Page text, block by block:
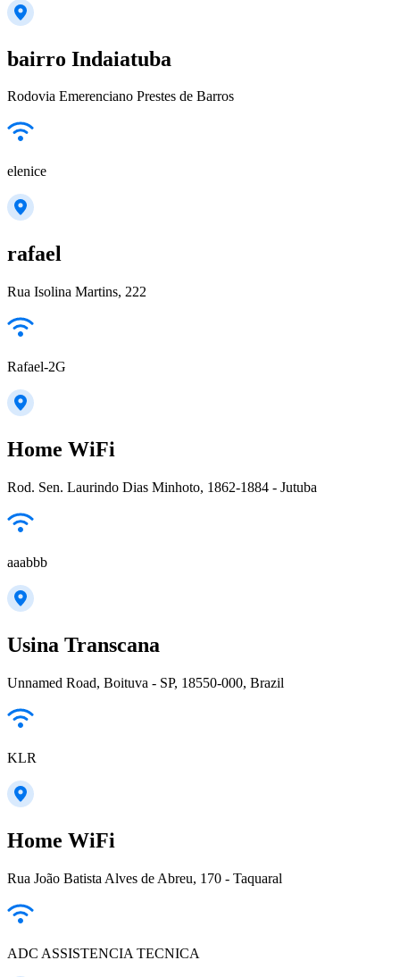
bairro Indaiatuba
Rodovia Emerenciano Prestes de Barros
elenice
rafael
Rua Isolina Martins, 222
Rafael-2G
Home WiFi
Rod. Sen. Laurindo Dias Minhoto, 1862-1884 - Jutuba
aaabbb
Usina Transcana
Unnamed Road, Boituva - SP, 18550-000, Brazil
KLR
Home WiFi
Rua João Batista Alves de Abreu, 170 - Taquaral
ADC ASSISTENCIA TECNICA